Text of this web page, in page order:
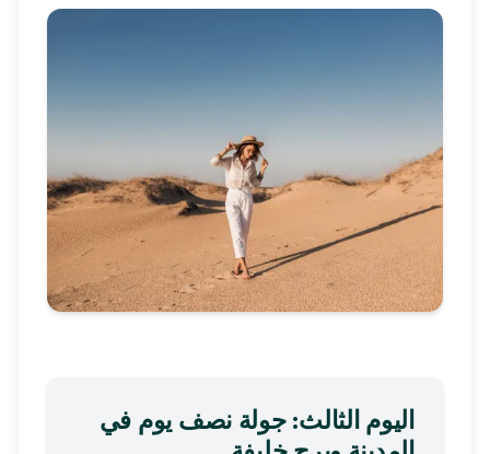
اليوم الثالث: جولة نصف يوم في